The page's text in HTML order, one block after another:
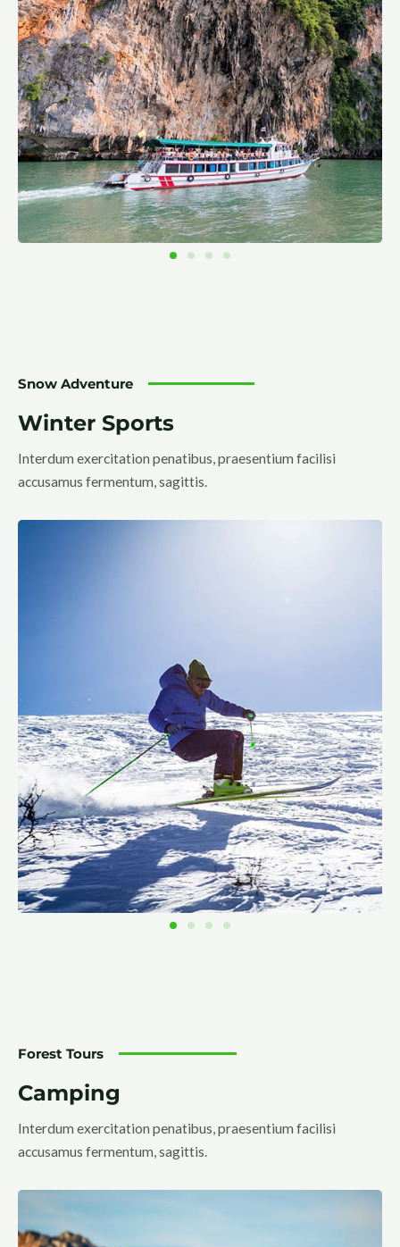
Snow Adventure
Winter Sports
Interdum exercitation penatibus, praesentium facilisi
accusamus fermentum, sagittis.
Forest Tours
Camping
Interdum exercitation penatibus, praesentium facilisi
accusamus fermentum, sagittis.